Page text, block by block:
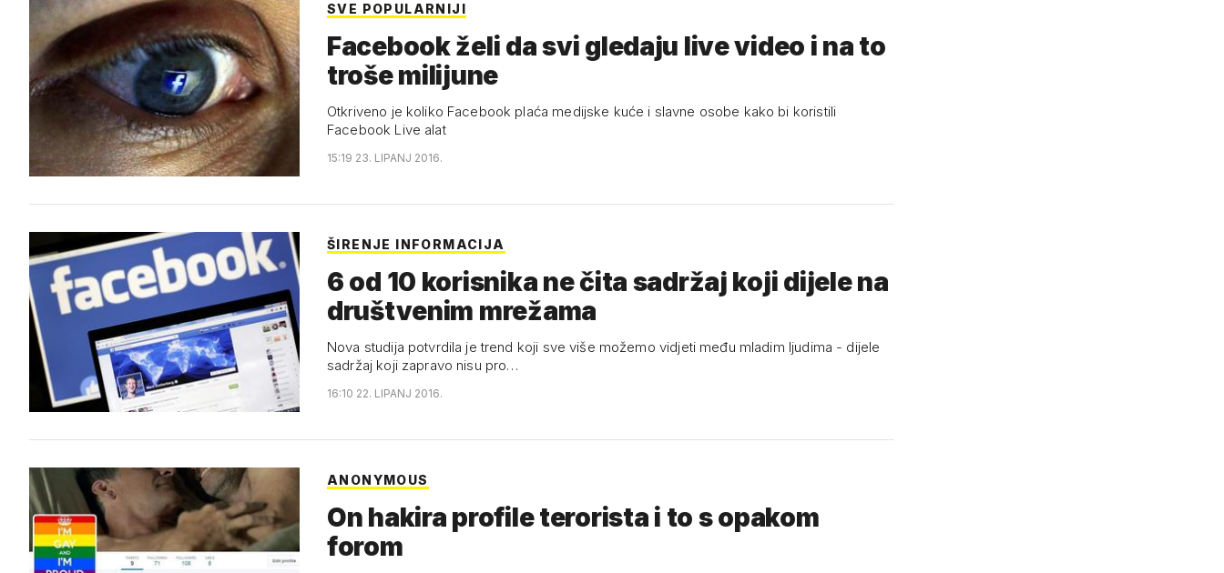
SVE POPULARNIJI
Facebook želi da svi gledaju live video i na to
troše milijune
Otkriveno je koliko Facebook plaća medijske kuće i slavne osobe kako bi koristili
Facebook Live alat
15:19 23. LIPANJ 2016.
ŠIRENJE INFORMACIJA
6 od 10 korisnika ne čita sadržaj koji dijele na
društvenim mrežama
Nova studija potvrdila je trend koji sve više možemo vidjeti među mladim ljudima - dijele
sadržaj koji zapravo nisu pro…
16:10 22. LIPANJ 2016.
ANONYMOUS
On hakira profile terorista i to s opakom
forom